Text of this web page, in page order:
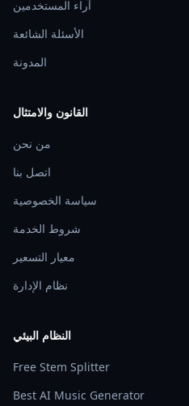
آراء المستخدمين
الأسئلة الشائعة
المدونة
القانون والامتثال
من نحن
اتصل بنا
سياسة الخصوصية
شروط الخدمة
معيار التسعير
نظام الإدارة
النظام البيئي
Free Stem Splitter
Best AI Music Generator